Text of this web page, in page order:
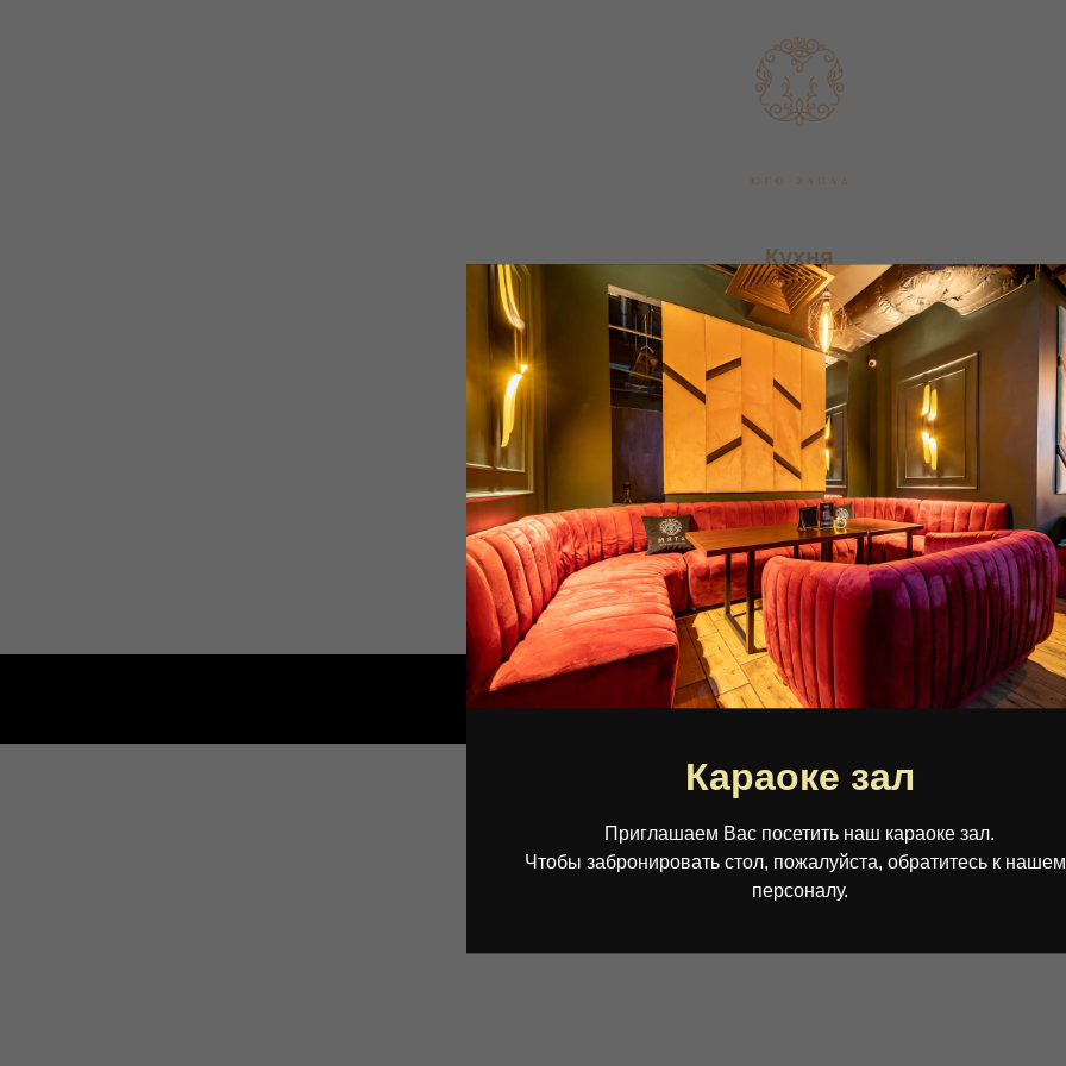
Кухня
Бар
Алкогольный бар
Винная карта
Паровые коктейли
Правила заведения
English version
Караоке зал
Приглашаем Вас посетить наш караоке зал.
Чтобы забронировать стол, пожалуйста, обратитесь к
персоналу.
Политика конфиденциальности